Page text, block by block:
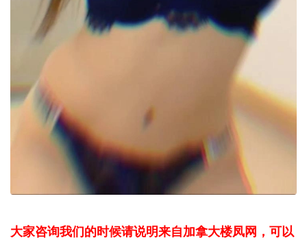
大家咨询我们的时候请说明来自加拿大楼凤网，可以